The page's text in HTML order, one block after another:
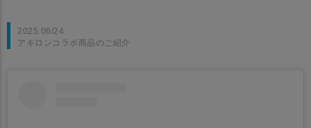
2025.06/24
アキロンコラボ商品のご紹介